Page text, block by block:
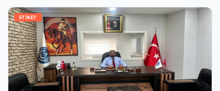
ETİKET